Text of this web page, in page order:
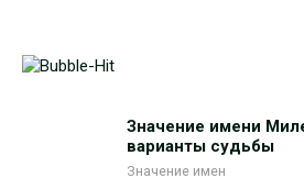
Значение имени
варианты судьбы
Значение имен